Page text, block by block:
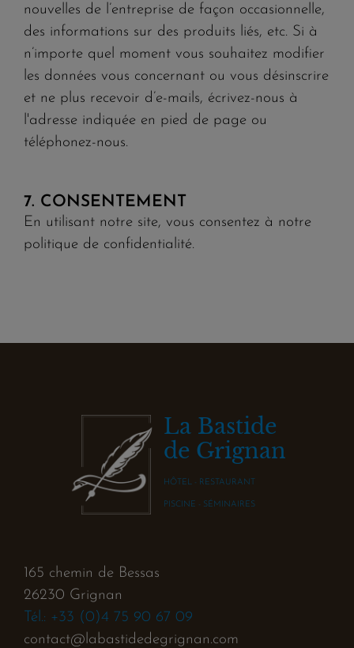
nouvelles de l’entreprise de façon occasionnelle,
des informations sur des produits liés, etc. Si à
n’importe quel moment vous souhaitez modifier
les données vous concernant ou vous désinscrire
et ne plus recevoir d’e-mails, écrivez-nous à
l'adresse indiquée en pied de page ou
téléphonez-nous.
7. CONSENTEMENT
En utilisant notre site, vous consentez à notre
politique de confidentialité.
La Bastide
de Grignan
HÔTEL - RESTAURANT
PISCINE - SÉMINAIRES
165 chemin de Bessas
26230 Grignan
Tél.: +33 (0)4 75 90 67 09
contact@labastidedegrignan.com